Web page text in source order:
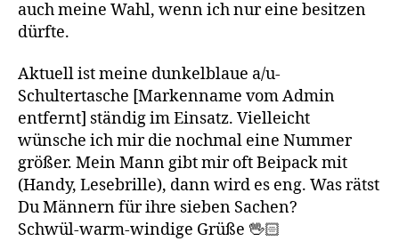
auch meine Wahl, wenn ich nur eine besitzen
dürfte.
Aktuell ist meine dunkelblaue a/u-
Schultertasche [Markenname vom Admin
entfernt] ständig im Einsatz. Vielleicht
wünsche ich mir die nochmal eine Nummer
größer. Mein Mann gibt mir oft Beipack mit
(Handy, Lesebrille), dann wird es eng. Was rätst
Du Männern für ihre sieben Sachen?
Schwül-warm-windige Grüße 🖖🏻